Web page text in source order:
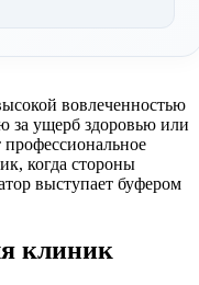
вовлеченностью
за ущерб здоровью или
когда стороны
выступает буфером
клиник